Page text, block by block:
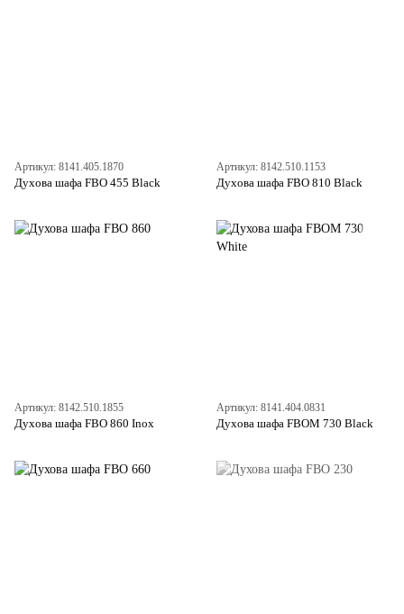
Артикул: 8141.405.1870
Духова шафа FBO 455 Black
Артикул: 8142.510.1153
Духова шафа FBO 810 Black
Артикул: 8142.510.1855
Духова шафа FBO 860 Inox
Артикул: 8141.404.0831
Духова шафа FBOM 730 Black